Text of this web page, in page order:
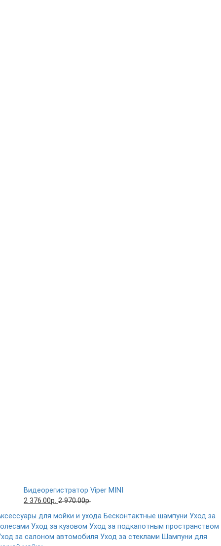
Видеорегистратор Viper MINI
2 376.00р. 2 970.00р.
для мойки и ухода Бесконтактные шампуни Уход за
Уход за кузовом Уход за подкапотным пространством
за салоном автомобиля Уход за стеклами Шампуни для